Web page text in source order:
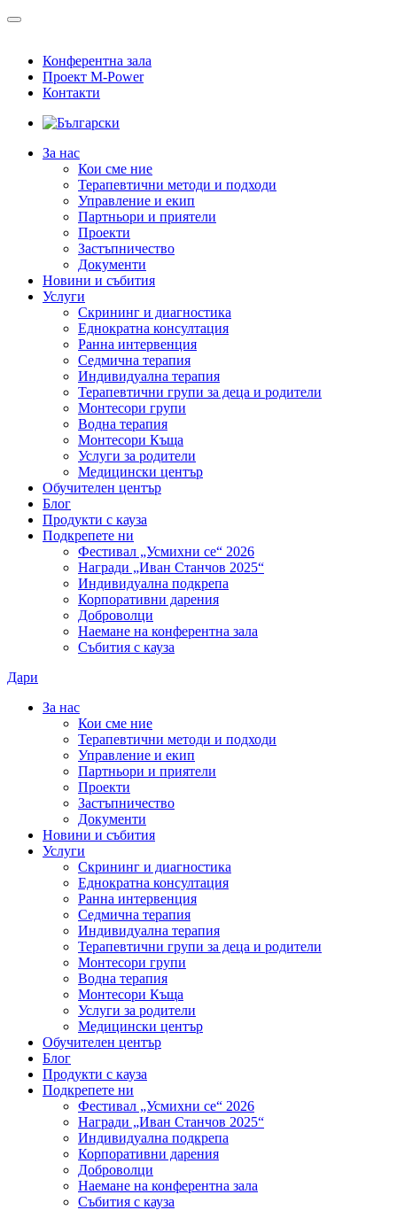
Конферентна зала
Проект M-Power
Контакти
За нас
Кои сме ние
Терапевтични методи и подходи
Управление и екип
Партньори и приятели
Проекти
Застъпничество
Документи
Новини и събития
Услуги
Скрининг и диагностика
Еднократна консултация
Ранна интервенция
Седмична терапия
Индивидуална терапия
Терапевтични групи за деца и родители
Монтесори групи
Водна терапия
Монтесори Къща
Услуги за родители
Медицински център
Обучителен център
Блог
Продукти с кауза
Подкрепете ни
Фестивал „Усмихни се“ 2026
Награди „Иван Станчов 2025“
Индивидуална подкрепа
Корпоративни дарения
Доброволци
Наемане на конферентна зала
Събития с кауза
Дари
За нас
Кои сме ние
Терапевтични методи и подходи
Управление и екип
Партньори и приятели
Проекти
Застъпничество
Документи
Новини и събития
Услуги
Скрининг и диагностика
Еднократна консултация
Ранна интервенция
Седмична терапия
Индивидуална терапия
Терапевтични групи за деца и родители
Монтесори групи
Водна терапия
Монтесори Къща
Услуги за родители
Медицински център
Обучителен център
Блог
Продукти с кауза
Подкрепете ни
Фестивал „Усмихни се“ 2026
Награди „Иван Станчов 2025“
Индивидуална подкрепа
Корпоративни дарения
Доброволци
Наемане на конферентна зала
Събития с кауза